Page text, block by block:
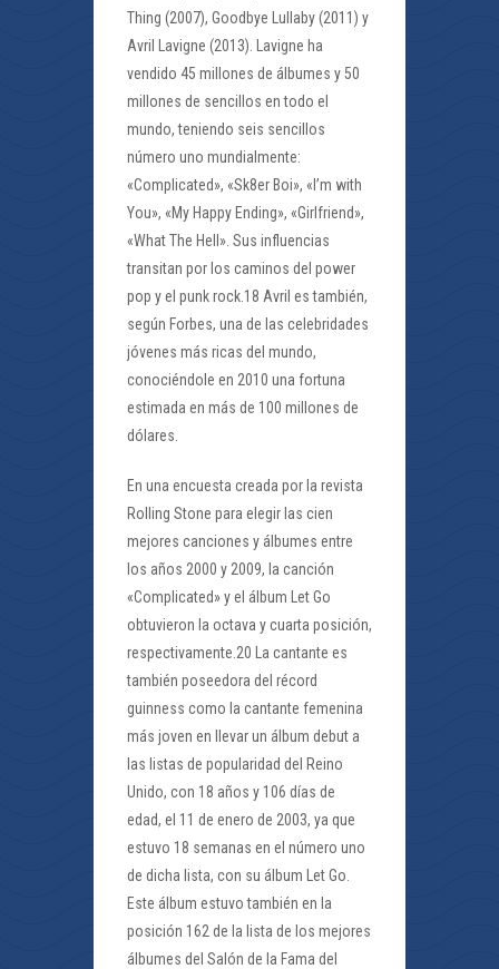
Thing (2007), Goodbye Lullaby (2011) y
Avril Lavigne (2013). Lavigne ha
vendido 45 millones de álbumes y 50
millones de sencillos en todo el
mundo, teniendo seis sencillos
número uno mundialmente:
«Complicated», «Sk8er Boi», «I’m with
You», «My Happy Ending», «Girlfriend»,
«What The Hell». Sus influencias
transitan por los caminos del power
pop y el punk rock.18 Avril es también,
según Forbes, una de las celebridades
jóvenes más ricas del mundo,
conociéndole en 2010 una fortuna
estimada en más de 100 millones de
dólares.
En una encuesta creada por la revista
Rolling Stone para elegir las cien
mejores canciones y álbumes entre
los años 2000 y 2009, la canción
«Complicated» y el álbum Let Go
obtuvieron la octava y cuarta posición,
respectivamente.20 La cantante es
también poseedora del récord
guinness como la cantante femenina
más joven en llevar un álbum debut a
las listas de popularidad del Reino
Unido, con 18 años y 106 días de
edad, el 11 de enero de 2003, ya que
estuvo 18 semanas en el número uno
de dicha lista, con su álbum Let Go.
Este álbum estuvo también en la
posición 162 de la lista de los mejores
álbumes del Salón de la Fama del